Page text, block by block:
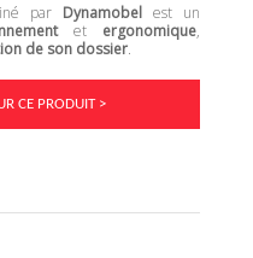
par Dynamobel est un
et ergonomique,
de son dossier.
CE PRODUIT >